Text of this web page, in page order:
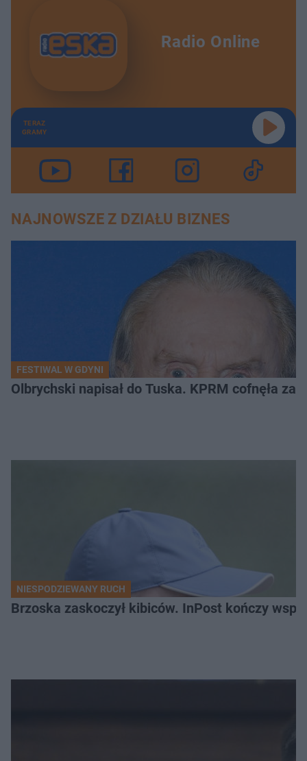
Radio Online
TERAZ
GRAMY
NAJNOWSZE Z DZIAŁU BIZNES
FESTIWAL W GDYNI
Olbrychski napisał do Tuska. KPRM cofnęła
NIESPODZIEWANY RUCH
Brzoska zaskoczył kibiców. InPost kończy